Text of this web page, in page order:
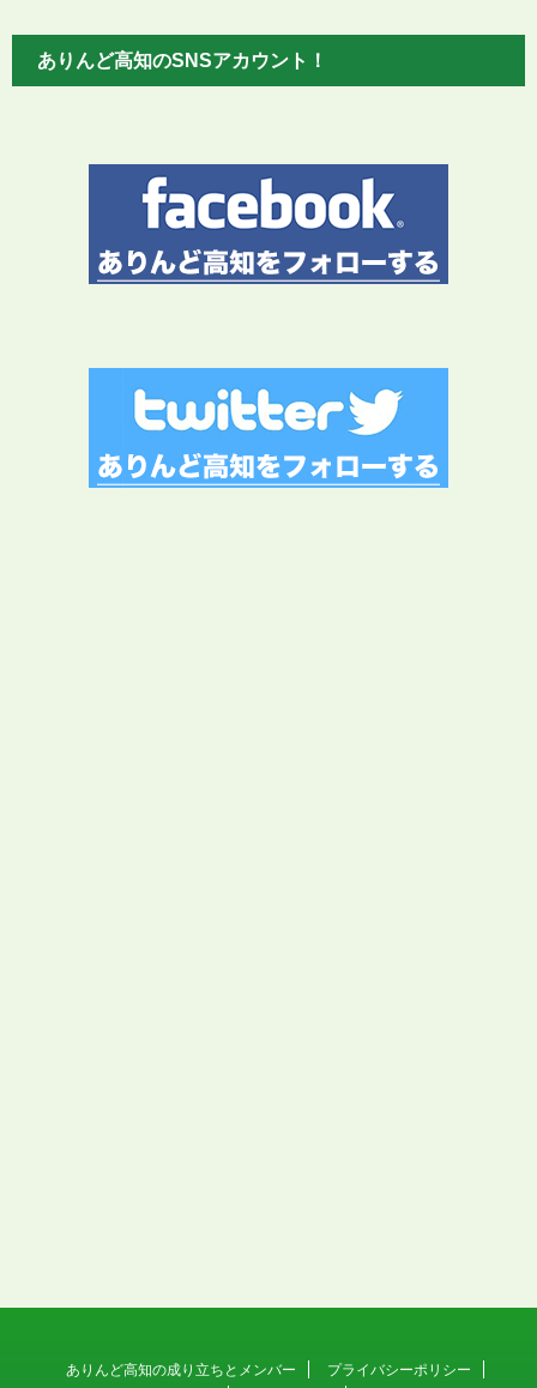
ありんど高知のSNSアカウント！
ありんど高知の成り立ちとメンバー
プライバシーポリシー